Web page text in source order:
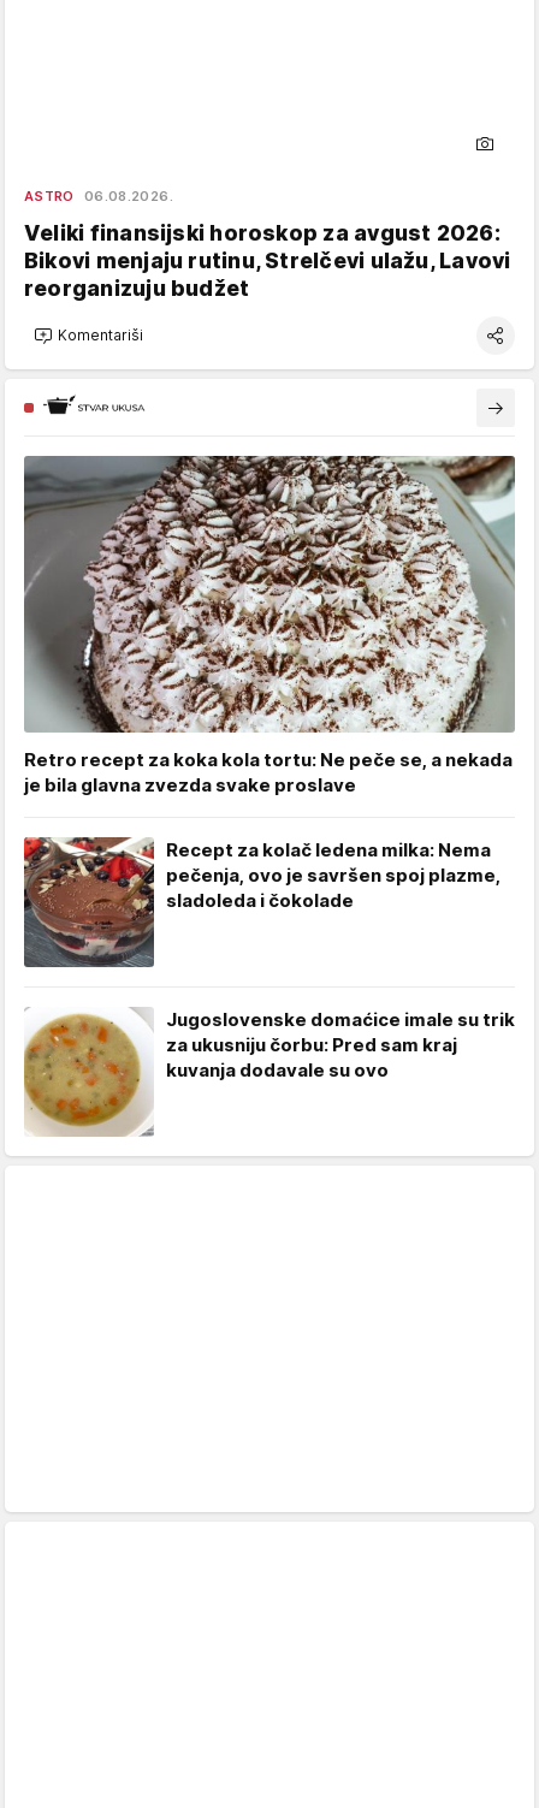
ASTRO 06.08.2026.
Veliki finansijski horoskop za avgust 2026:
Bikovi menjaju rutinu, Strelčevi ulažu, Lavovi
reorganizuju budžet
Komentariši
Retro recept za koka kola tortu: Ne peče se, a nekada
je bila glavna zvezda svake proslave
Recept za kolač ledena milka: Nema
pečenja, ovo je savršen spoj plazme,
sladoleda i čokolade
Jugoslovenske domaćice imale su trik
za ukusniju čorbu: Pred sam kraj
kuvanja dodavale su ovo